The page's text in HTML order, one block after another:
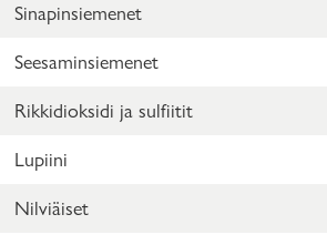
Sinapinsiemenet
Seesaminsiemenet
Rikkidioksidi ja sulfiitit
Lupiini
Nilviäiset